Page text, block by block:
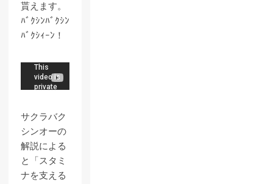
貰えます。
ﾊﾞｸｼﾝﾊﾞｸｼﾝ
ﾊﾞｸｼｨｰﾝ！
サクラバク
シンオーの
解説による
と「スタミ
ナを支える